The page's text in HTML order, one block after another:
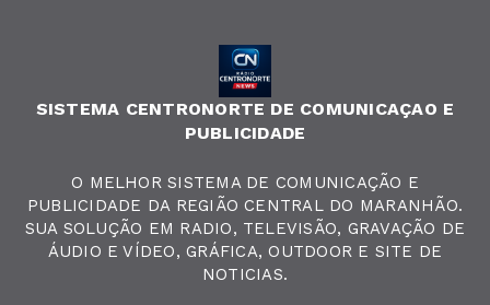
SISTEMA CENTRONORTE DE COMUNICAÇAO E
PUBLICIDADE
O MELHOR SISTEMA DE COMUNICAÇÃO E
PUBLICIDADE DA REGIÃO CENTRAL DO MARANHÃO.
SUA SOLUÇÃO EM RADIO, TELEVISÃO, GRAVAÇÃO DE
ÁUDIO E VÍDEO, GRÁFICA, OUTDOOR E SITE DE
NOTICIAS.